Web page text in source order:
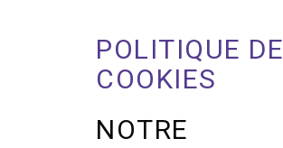
POLITIQUE DE
COOKIES
NOTRE